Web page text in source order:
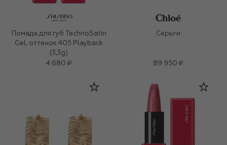
Помада для губ TechnoSatin
Gel, оттенок 405 Playback
(3,3g)
4 680 ₽
Серьги
89 950 ₽